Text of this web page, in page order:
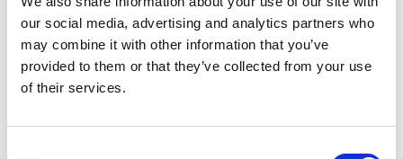
our social media, advertising and analytics partners who
may combine it with other information that you’ve
provided to them or that they’ve collected from your use
of their services.